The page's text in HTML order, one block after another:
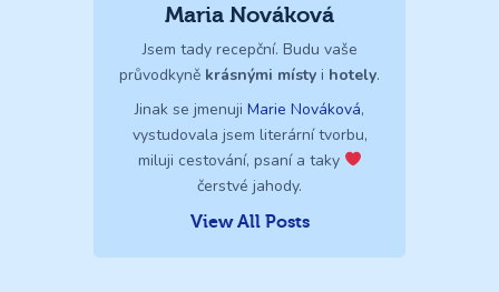
Maria Nováková
Jsem tady recepční. Budu vaše
průvodkyně krásnými místy i hotely.
Jinak se jmenuji Marie Nováková,
vystudovala jsem literární tvorbu,
miluji cestování, psaní a taky
čerstvé jahody.
View All Posts